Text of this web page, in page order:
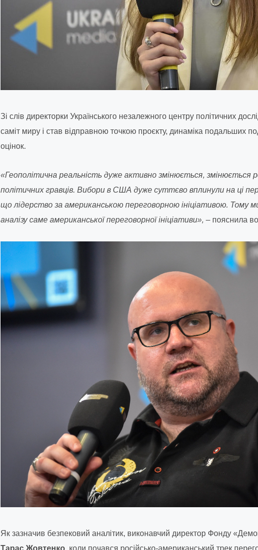
Зі слів директорки Українського незалежного центру політичних
саміт миру і став відправною точкою проєкту, динаміка подальших
оцінок.
«Геополітична реальність дуже активно змінюється, змінюється
політичних гравців. Вибори в США дуже суттєво вплинули на ці
що лідерство за американською переговорною ініціативою. Тому
аналізу саме американської переговорної ініціативи», – пояснила
Як зазначив безпековий аналітик, виконавчий директор Фонду
Тарас Жовтенко, коли почався російсько-американський трек